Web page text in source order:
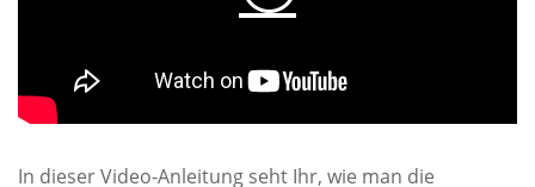
In dieser Video-Anleitung seht Ihr, wie man die